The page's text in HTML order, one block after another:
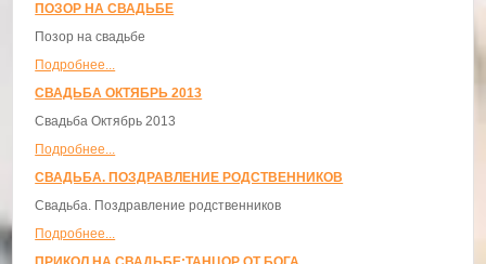
ПОЗОР НА СВАДЬБЕ
Позор на свадьбе
Подробнее...
СВАДЬБА ОКТЯБРЬ 2013
Свадьба Октябрь 2013
Подробнее...
СВАДЬБА. ПОЗДРАВЛЕНИЕ РОДСТВЕННИКОВ
Свадьба. Поздравление родственников
Подробнее...